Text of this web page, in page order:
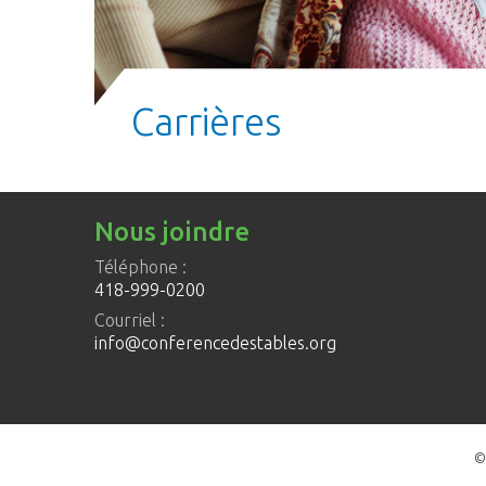
Carrières
Nous joindre
Téléphone :
418-999-0200
Courriel :
info@conferencedestables.org
©